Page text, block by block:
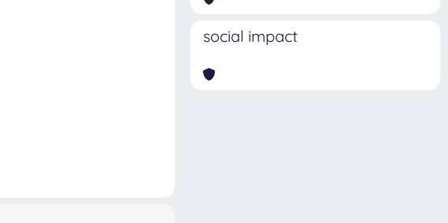
social impact